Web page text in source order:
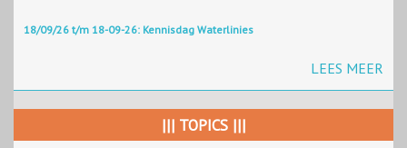
18/09/26 t/m 18-09-26: Kennisdag Waterlinies
LEES MEER
||| TOPICS |||